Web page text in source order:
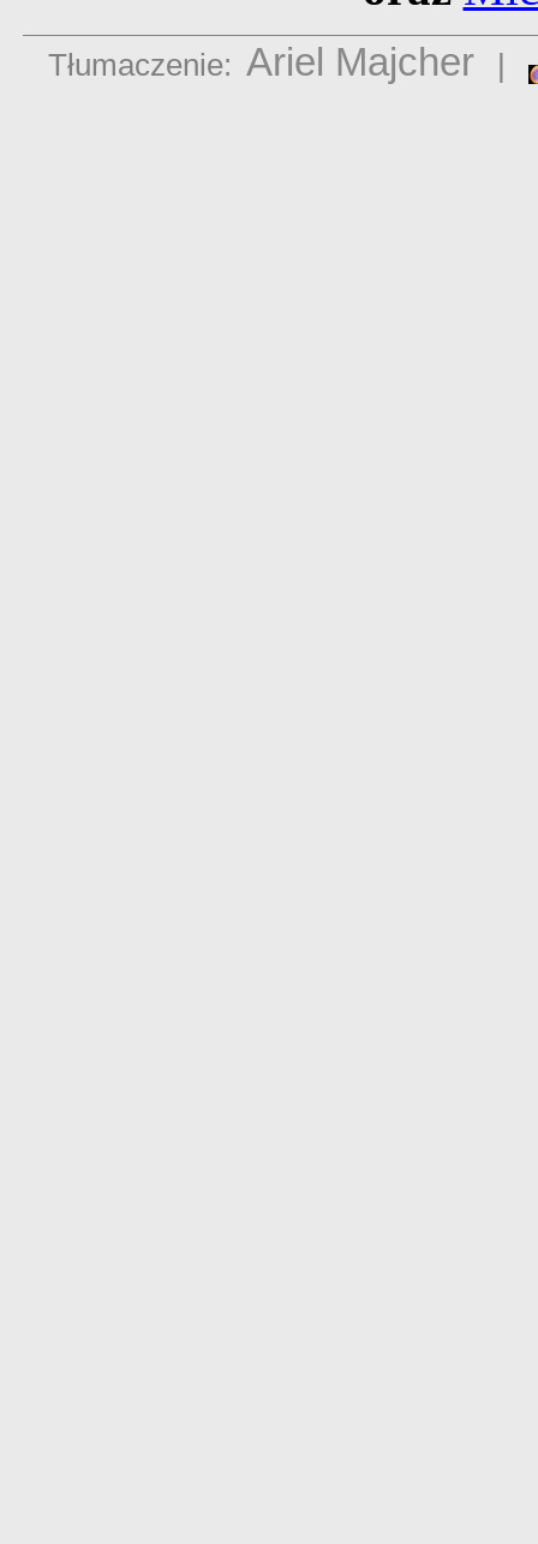
Tłumaczenie: Ariel Majcher |